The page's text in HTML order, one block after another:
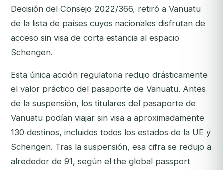
Decisión del Consejo 2022/366, retiró a Vanuatu
de la lista de países cuyos nacionales disfrutan de
acceso sin visa de corta estancia al espacio
Schengen.
Esta única acción regulatoria redujo drásticamente
el valor práctico del pasaporte de Vanuatu. Antes
de la suspensión, los titulares del pasaporte de
Vanuatu podían viajar sin visa a aproximadamente
130 destinos, incluidos todos los estados de la UE y
Schengen. Tras la suspensión, esa cifra se redujo a
alrededor de 91, según el the global passport